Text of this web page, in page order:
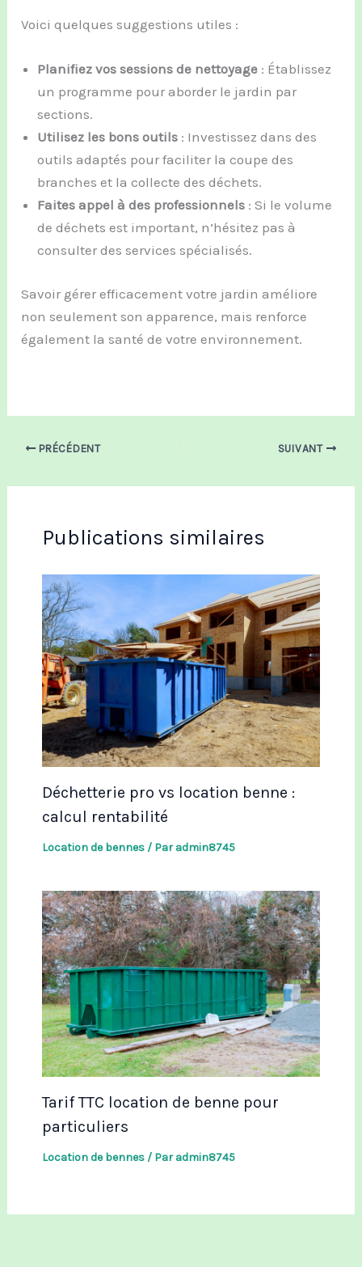
Voici quelques suggestions utiles :
Planifiez vos sessions de nettoyage : Établissez
un programme pour aborder le jardin par
sections.
Utilisez les bons outils : Investissez dans des
outils adaptés pour faciliter la coupe des
branches et la collecte des déchets.
Faites appel à des professionnels : Si le volume
de déchets est important, n’hésitez pas à
consulter des services spécialisés.
Savoir gérer efficacement votre jardin améliore
non seulement son apparence, mais renforce
également la santé de votre environnement.
PRÉCÉDENT SUIVANT
Publications similaires
Déchetterie pro vs location benne :
calcul rentabilité
Location de bennes/ Par admin8745
Tarif TTC location de benne pour
particuliers
Location de bennes/ Par admin8745